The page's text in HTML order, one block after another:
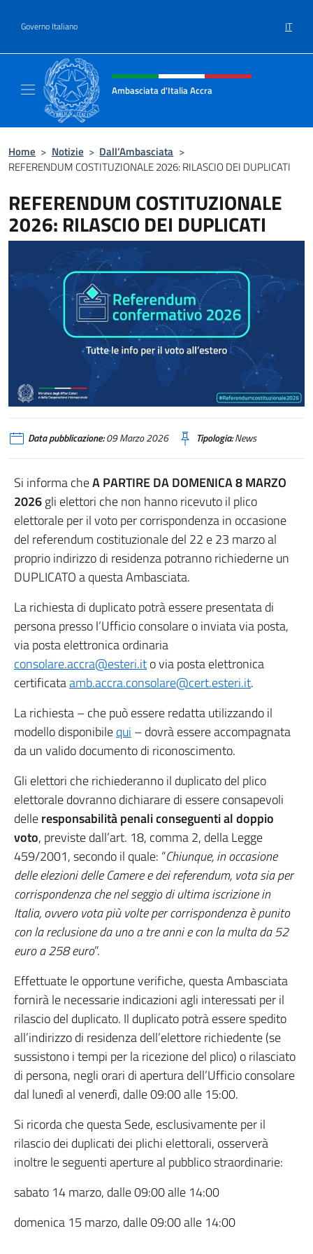
Governo Italiano IT
Intestazione sito, social e menù
Ambasciata d'Italia Accra
Home > Notizie > Dall’Ambasciata >
REFERENDUM COSTITUZIONALE 2026: RILASCIO DEI DUPLICATI
REFERENDUM COSTITUZIONALE
2026: RILASCIO DEI DUPLICATI
Data pubblicazione:09 Marzo 2026 Tipologia:News
Si informa cheA PARTIRE DA DOMENICA 8 MARZO
2026gli elettori che non hanno ricevuto il plico
elettorale per il voto per corrispondenza in occasione
del referendum costituzionale del 22 e 23 marzo al
proprio indirizzo di residenza potranno richiederne un
DUPLICATO a questa Ambasciata.
La richiesta di duplicato potrà essere presentata di
persona presso l’Ufficio consolare o inviata via posta,
via posta elettronica ordinaria
consolare.accra@esteri.ito via posta elettronica
certificataamb.accra.consolare@cert.esteri.it.
La richiesta – che può essere redatta utilizzando il
modello disponibilequi – dovrà essere accompagnata
da un valido documento di riconoscimento.
Gli elettori che richiederanno il duplicato del plico
elettorale dovranno dichiarare di essere consapevoli
delleresponsabilità penali conseguenti al doppio
voto, previste dall’art. 18, comma 2, della Legge
459/2001, secondo il quale: “Chiunque, in occasione
delle elezioni delle Camere e dei referendum, vota sia per
corrispondenza che nel seggio di ultima iscrizione in
Italia, ovvero vota più volte per corrispondenza è punito
con la reclusione da uno a tre anni e con la multa da 52
euro a 258 euro”.
Effettuate le opportune verifiche, questa Ambasciata
fornirà le necessarie indicazioni agli interessati per il
rilascio del duplicato. Il duplicato potrà essere spedito
all’indirizzo di residenza dell’elettore richiedente (se
sussistono i tempi per la ricezione del plico) o rilasciato
di persona, negli orari di apertura dell’Ufficio consolare
dal lunedì al venerdì, dalle 09:00 alle 15:00.
Si ricorda che questa Sede, esclusivamente per il
rilascio dei duplicati dei plichi elettorali, osserverà
inoltre le seguenti aperture al pubblico straordinarie:
sabato 14 marzo, dalle 09:00 alle 14:00
domenica 15 marzo, dalle 09:00 alle 14:00